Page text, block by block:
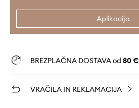
Aplikacija
BREZPLAČNA DOSTAVA od 80 €
VRAČILA IN REKLAMACIJA